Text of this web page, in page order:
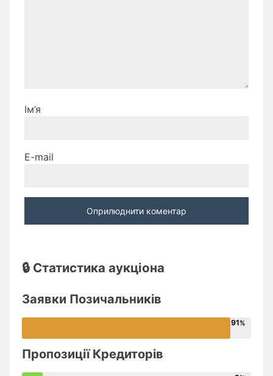
Ім’я
E-mail
🔒 Статистика аукціона
Заявки Позичальників
91
Пропозиції Кредиторів